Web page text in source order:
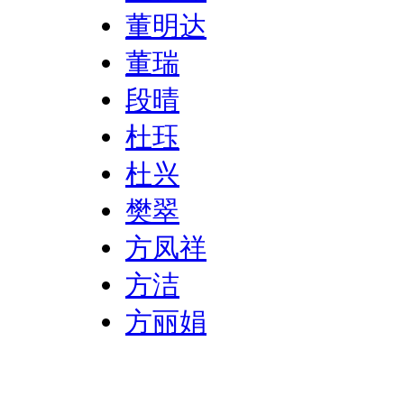
董明达
董瑞
段晴
杜珏
杜兴
樊翠
方凤祥
方洁
方丽娟